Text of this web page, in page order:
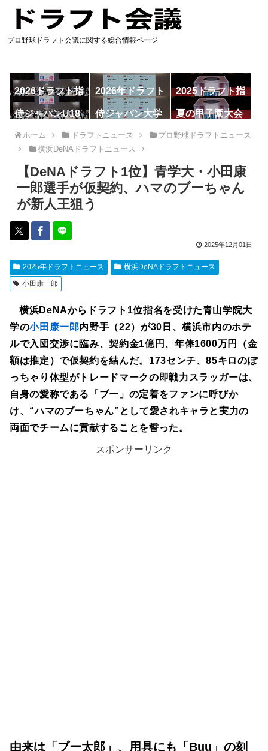
プロ野球ドラフト会議に関する総合情報ページ
2026ドラフト指
名予想
2026年ドラフト
候補
2025ドラフト指
名一覧
侍ジャパンU18
代表
侍ジャパン大学
夏の甲子園大会
ホーム ドラフトニュース
プロ野球ドラフトニュース
横浜DeNAドラフトニュース
【DeNAドラフト1位】青学大・小田康
一郎選手が仮契約、ハマのブーちゃん
が新人王狙う
2025年12月01日
2025年ドラフトニュース
横浜DeNAドラフトニュース
小田康一郎
横浜DeNAからドラフト1位指名を受けた青山学院大
学の小田康一郎内野手（22）が30日、横浜市内のホテ
ルで入団交渉に臨み、契約金1億円、年俸1600万円（金
額は推定）で仮契約を結んだ。173センチ、85キロのぽ
っちゃり体型がトレードマークの即戦力スラッガーは、
自身の愛称である「ブー」の定着をファンに呼びか
け、“ハマのブーちゃん”として愛されキャラと実力の
両面でチームに貢献することを誓った。
スポンサーリンク
由来は「ブー太郎」、用具にも「Buu」の刻